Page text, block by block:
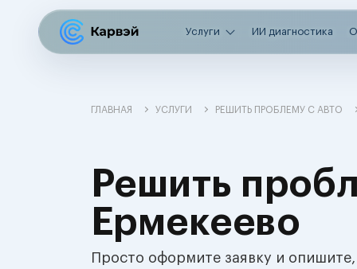
Услуги ИИ диагностика
ГЛАВНАЯ УСЛУГИ РЕШИТЬ ПРОБЛЕМУ С АВТО
Решить
Ермекеево
Просто оформите заявку и